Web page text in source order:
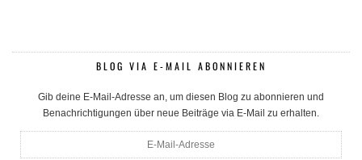
BLOG VIA E-MAIL ABONNIEREN
Gib deine E-Mail-Adresse an, um diesen Blog zu abonnieren und
Benachrichtigungen über neue Beiträge via E-Mail zu erhalten.
E-
Mail-